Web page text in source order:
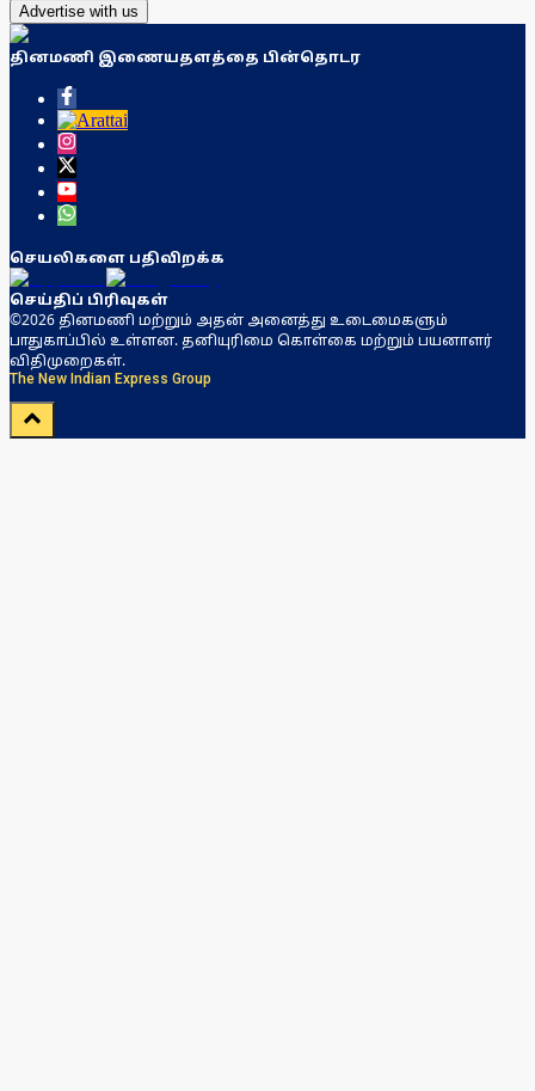
Advertise with us
தினமணி இணையதளத்தை பின்தொடர
செயலிகளை பதிவிறக்க
செய்திப் பிரிவுகள்
©2026 தினமணி மற்றும் அதன் அனைத்து உடைமைகளும்
பாதுகாப்பில் உள்ளன. தனியுரிமை கொள்கை மற்றும் பயனாளர்
விதிமுறைகள்.
The New Indian Express Group